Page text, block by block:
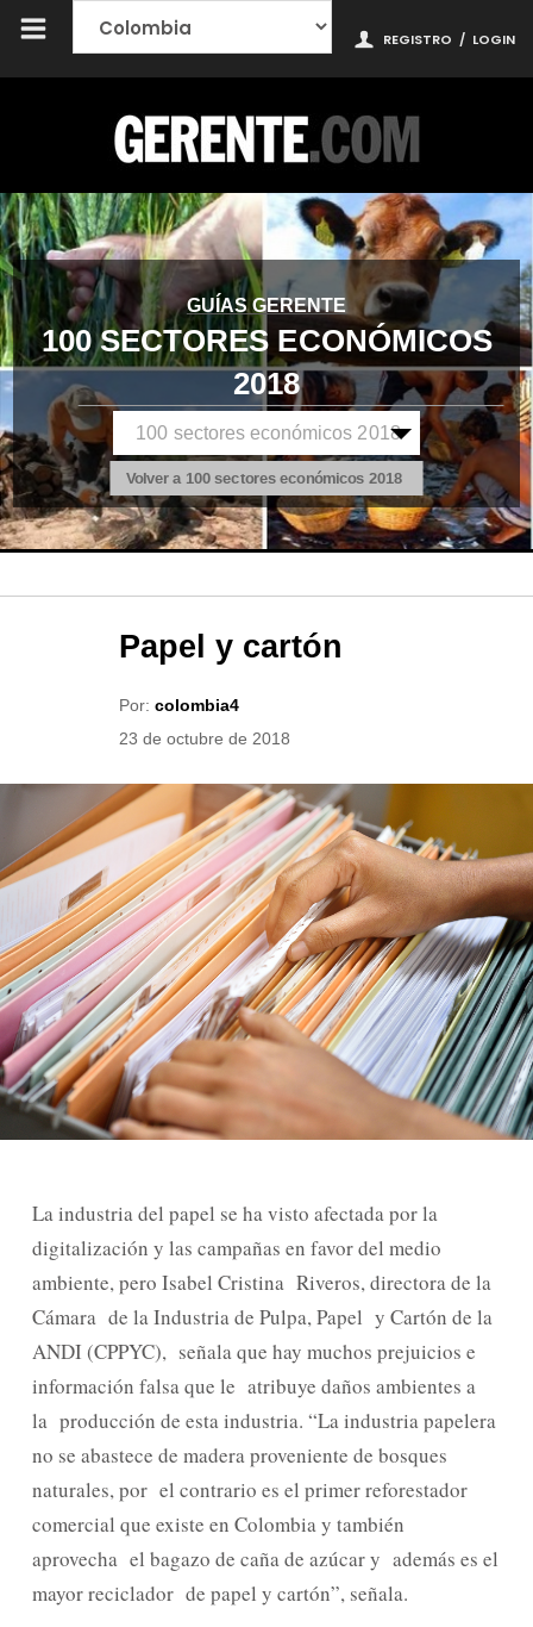
REGISTRO / LOGIN
GUÍAS GERENTE
100 SECTORES ECONÓMICOS
2018
Volver a 100 sectores económicos 2018
Papel y cartón
Por: colombia4
23 de octubre de 2018
La industria del papel se ha visto afectada por la
digitalización y las campañas en favor del medio
ambiente, pero Isabel Cristina Riveros, directora de la
Cámara de la Industria de Pulpa, Papel y Cartón de la
ANDI (CPPYC), señala que hay muchos prejuicios e
información falsa que le atribuye daños ambientes a
la producción de esta industria. “La industria papelera
no se abastece de madera proveniente de bosques
naturales, por el contrario es el primer reforestador
comercial que existe en Colombia y también
aprovecha el bagazo de caña de azúcar y además es el
mayor reciclador de papel y cartón”, señala.